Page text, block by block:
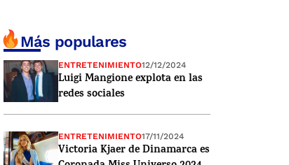
Más populares
ENTRETENIMIENTO12/12/2024
Luigi Mangione explota en las
redes sociales
ENTRETENIMIENTO17/11/2024
Victoria Kjaer de Dinamarca es